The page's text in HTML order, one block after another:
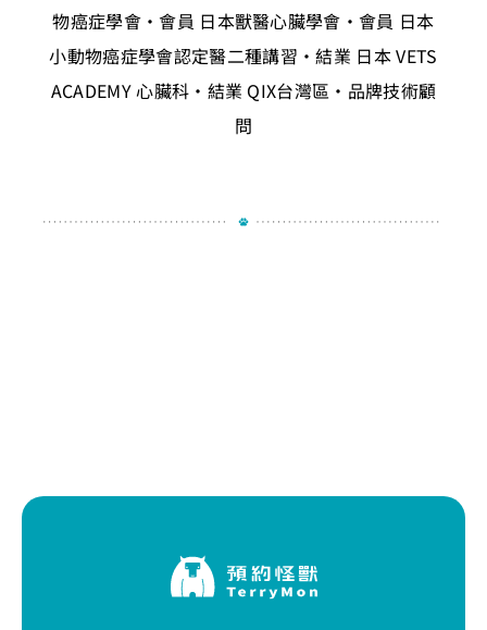
物癌症學會・會員 日本獸醫心臟學會・會員 日本
小動物癌症學會認定醫二種講習・結業 日本 VETS
ACADEMY 心臟科・結業 QIX台灣區・品牌技術顧
問